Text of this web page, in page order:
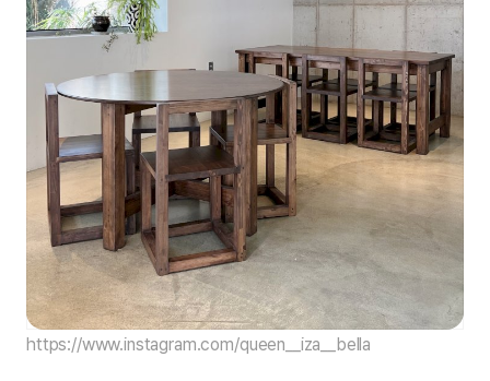
https://www.instagram.com/queen__iza__bella